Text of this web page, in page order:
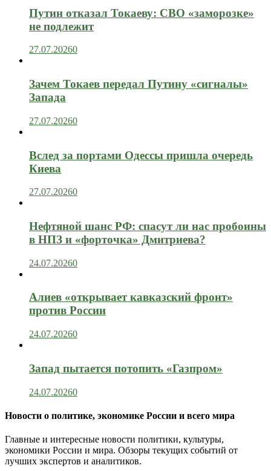
Путин отказал Токаеву: СВО «заморозке»
не подлежит
27.07.20260
Зачем Токаев передал Путину «сигналы»
Запада
27.07.20260
Вслед за портами Одессы пришла очередь
Киева
27.07.20260
Нефтяной шанс РФ: спасут ли нас пробоины
в НПЗ и «форточка» Дмитриева?
24.07.20260
Алиев «открывает кавказский фронт»
против России
24.07.20260
Запад пытается потопить «Газпром»
24.07.20260
Новости о политике, экономике России и всего мира
Главные и интересные новости политики, культуры,
экономики России и мира. Обзоры текущих событий от
лучших экспертов и аналитиков.